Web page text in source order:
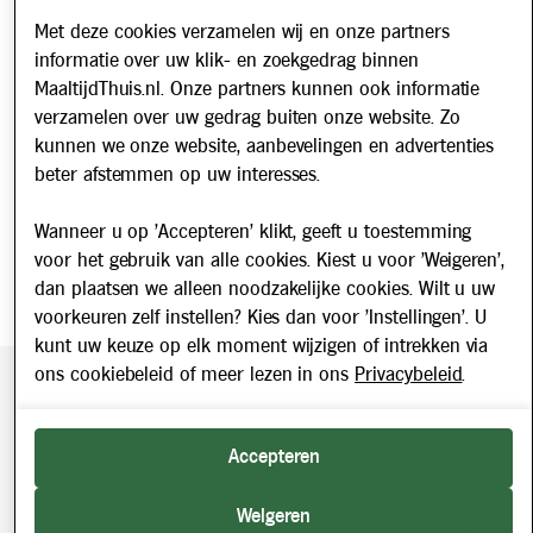
Nieuwsbrief
Schrijf u in voor onze nieuwsbrief en blijf op de hoogte van
updates over Maaltijd Thuis!
E-mailadres
2026 © Maaltijd Thuis. Alle rechten voorbehouden.
Met deze cookies verzamelen wij en onze partners
informatie over uw klik- en zoekgedrag binnen
MaaltijdThuis.nl. Onze partners kunnen ook informatie
verzamelen over uw gedrag buiten onze website. Zo
kunnen we onze website, aanbevelingen en advertenties
beter afstemmen op uw interesses.
Wanneer u op 'Accepteren' klikt, geeft u toestemming
voor het gebruik van alle cookies. Kiest u voor 'Weigeren',
dan plaatsen we alleen noodzakelijke cookies. Wilt u uw
voorkeuren zelf instellen? Kies dan voor 'Instellingen'. U
kunt uw keuze op elk moment wijzigen of intrekken via
ons cookiebeleid of meer lezen in ons Privacybeleid.
Accepteren
Weigeren